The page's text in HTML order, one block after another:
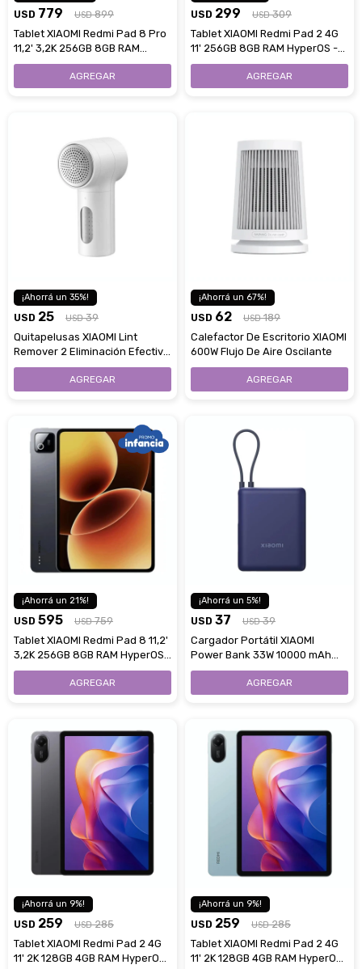
USD 779 USD 899
Tablet XIAOMI Redmi Pad 8 Pro
11,2' 3,2K 256GB 8GB RAM
HyperOS - Gray
USD 299 USD 309
Tablet XIAOMI Redmi Pad 2 4G
11' 256GB 8GB RAM HyperOS -
Gray
35
USD 25 USD 39
Quitapelusas XIAOMI Lint
Remover 2 Eliminación Efectiva
De Pelusas Y Cuidado Eficiente
De Las Prendas
67
USD 62 USD 189
Calefactor De Escritorio XIAOMI
600W Flujo De Aire Oscilante
21
USD 595 USD 759
Tablet XIAOMI Redmi Pad 8 11,2'
3,2K 256GB 8GB RAM HyperOS -
Gray
5
USD 37 USD 39
Cargador Portátil XIAOMI
Power Bank 33W 10000 mAh
Cable Integrado - Ice Blue
9
USD 259 USD 285
Tablet XIAOMI Redmi Pad 2 4G
11' 2K 128GB 4GB RAM HyperOS
9
USD 259 USD 285
Tablet XIAOMI Redmi Pad 2 4G
11' 2K 128GB 4GB RAM HyperOS